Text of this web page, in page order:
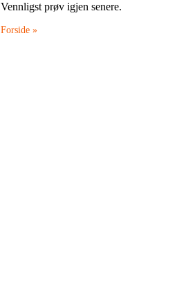
Vennligst prøv igjen senere.
Forside »